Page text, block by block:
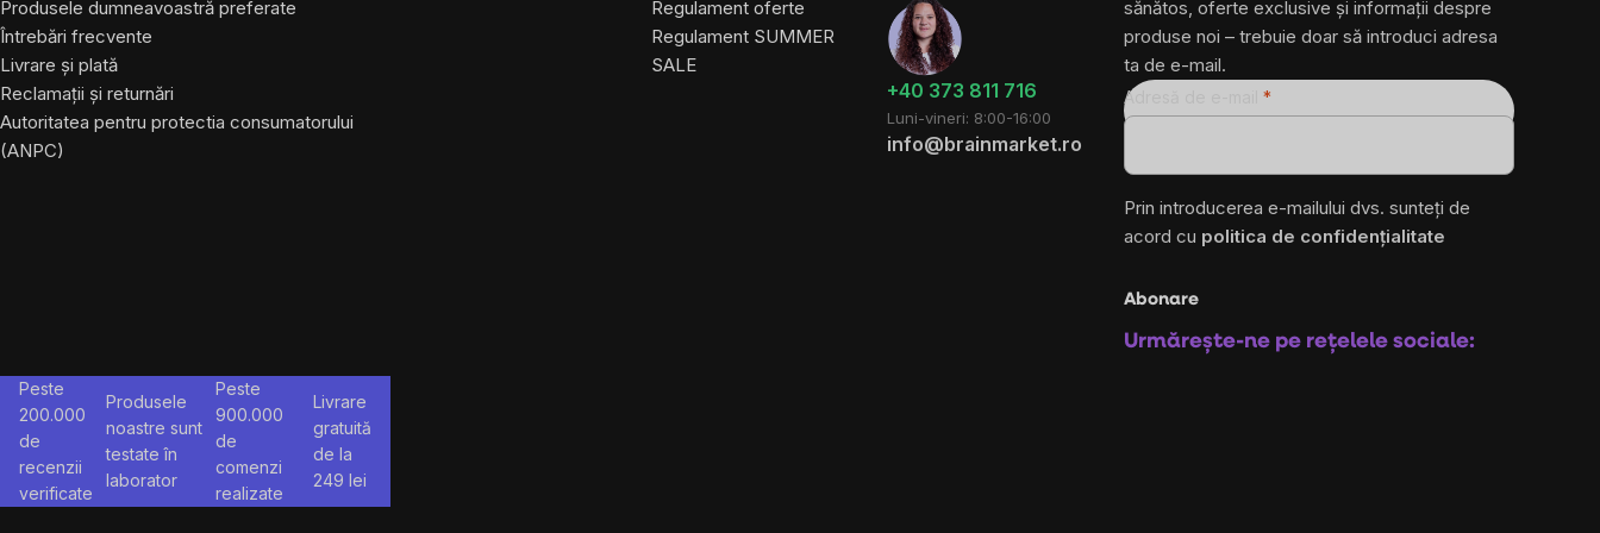
Produsele dumneavoastră preferate
Întrebări frecvente
Livrare și plată
Reclamații și returnări
Autoritatea pentru protectia consumatorului
(ANPC)
Regulament oferte
Regulament SUMMER
SALE
+40 373 811 716
Luni-vineri: 8:00-16:00
info@brainmarket.ro
sănătos, oferte exclusive și informații despre
produse noi – trebuie doar să introduci adresa
ta de e-mail.
Adresă de e-mail
Prin introducerea e-mailului dvs. sunteți de
acord cu politica de confidențialitate
Abonare
Urmărește-ne pe rețelele sociale:
Peste
200.000
de
recenzii
verificate
Produsele
noastre sunt
testate în
laborator
Peste
900.000
de
comenzi
realizate
Livrare
gratuită
de la
249 lei